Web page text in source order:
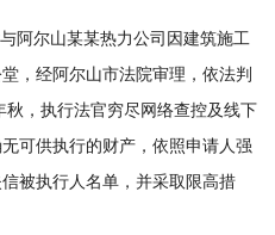
尔山某某热力公司因建筑施工
，经阿尔山市法院审理，依法判
，执行法官穷尽网络查控及线下
可供执行的财产，依照申请人强
被执行人名单，并采取限高措